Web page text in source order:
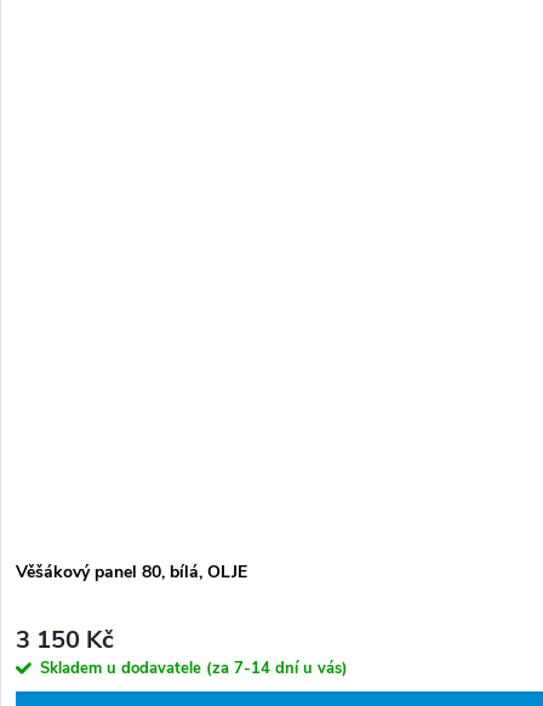
Věšákový panel 80, bílá, OLJE
3 150 Kč
Skladem u dodavatele (za 7-14 dní u vás)